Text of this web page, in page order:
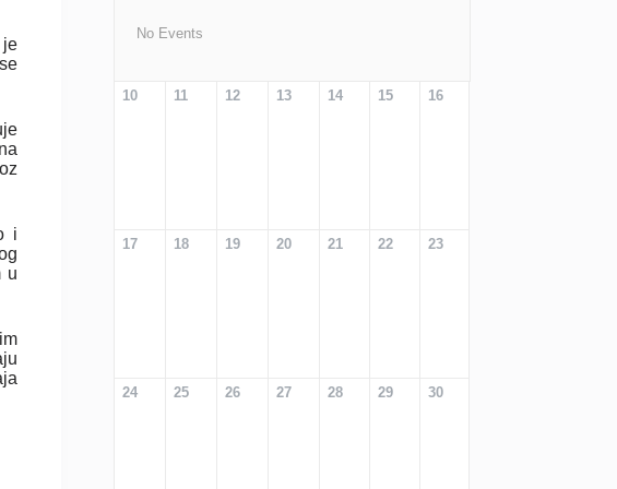
je
i
u
No Events
10 11 12 13 14 15 16
17 18 19 20 21 22 23
24 25 26 27 28 29 30